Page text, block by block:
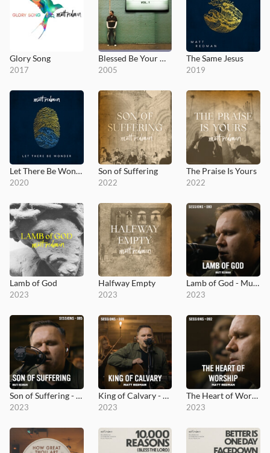
Glory Song
2017
Blessed Be Your Name (The Songs of Matt Redman, Vol. 1)
2005
The Same Jesus
2019
Let There Be Wonder
2020
Son of Suffering
2022
The Praise Is Yours
2022
Lamb of God
2023
Halfway Empty
2023
Lamb of God - MultiTracks.com Session
2023
Son of Suffering - MultiTracks.com Session
2023
King of Calvary - MultiTracks.com Session
2023
The Heart of Worship - MultiTracks.com Session
2023